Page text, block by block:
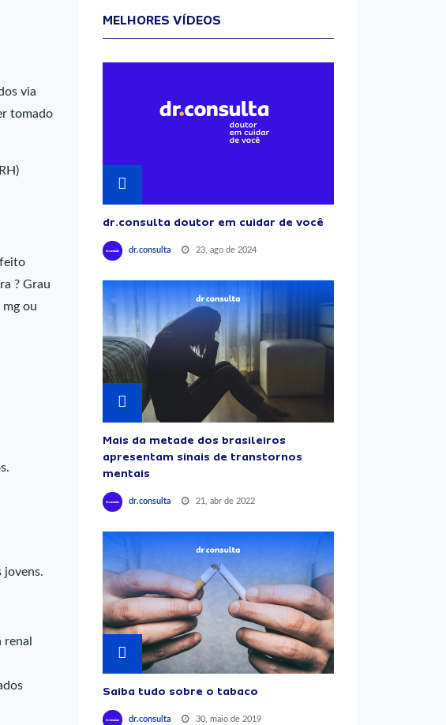
via
tomado
? Grau
ou
jovens.
MELHORES VÍDEOS
dr.consulta doutor em cuidar de você
dr.consulta 23, ago de 2024
Mais da metade dos brasileiros
apresentam sinais de transtornos
mentais
dr.consulta 21, abr de 2022
Saiba tudo sobre o tabaco
dr.consulta 30, maio de 2019